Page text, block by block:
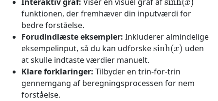
funktionen, der fremhæver din inputværdi for
bedre forståelse.
Forudindlæste eksempler: Inkluderer almindelige
eksempelinput, så du kan udforske
sinh(x)
uden
at skulle indtaste værdier manuelt.
Klare forklaringer: Tilbyder en trin-for-trin
gennemgang af beregningsprocessen for nem
forståelse.